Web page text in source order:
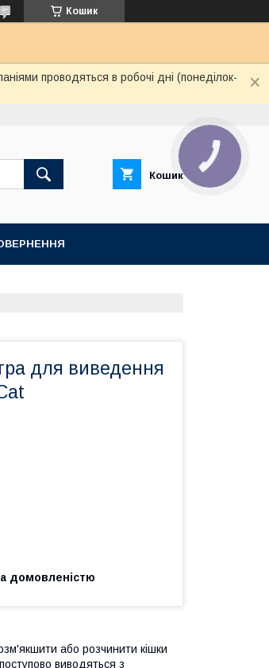
Кошик
проводяться в робочі дні (понеділок-
Кошик
для виведення
домовленістю
або розчинити кішки
виводяться з
КНОПКА
ЗВ'ЯЗКУ